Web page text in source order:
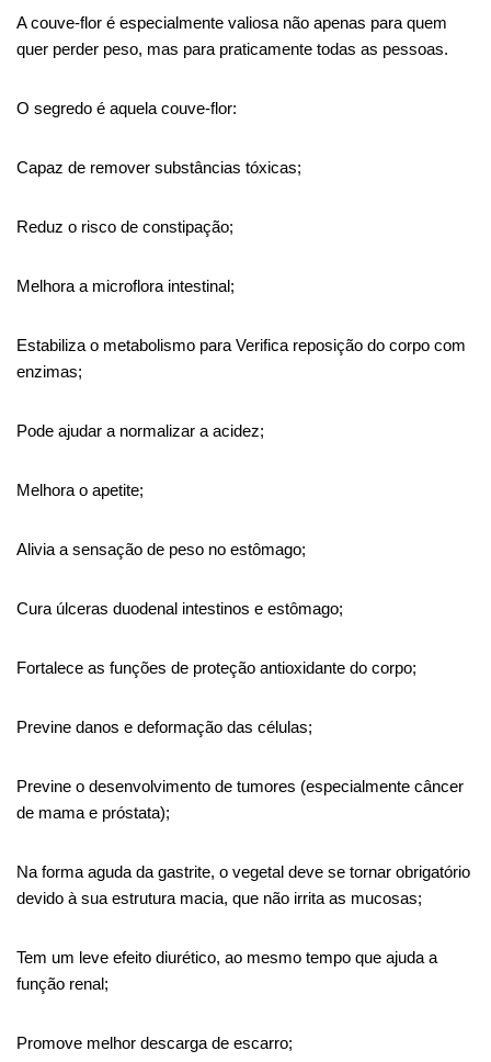
A couve-flor é especialmente valiosa não apenas para quem
quer perder peso, mas para praticamente todas as pessoas.
O segredo é aquela couve-flor:
Capaz de remover substâncias tóxicas;
Reduz o risco de constipação;
Melhora a microflora intestinal;
Estabiliza o metabolismo para Verifica reposição do corpo com
enzimas;
Pode ajudar a normalizar a acidez;
Melhora o apetite;
Alivia a sensação de peso no estômago;
Cura úlceras duodenal intestinos e estômago;
Fortalece as funções de proteção antioxidante do corpo;
Previne danos e deformação das células;
Previne o desenvolvimento de tumores (especialmente câncer
de mama e próstata);
Na forma aguda da gastrite, o vegetal deve se tornar obrigatório
devido à sua estrutura macia, que não irrita as mucosas;
Tem um leve efeito diurético, ao mesmo tempo que ajuda a
função renal;
Promove melhor descarga de escarro;